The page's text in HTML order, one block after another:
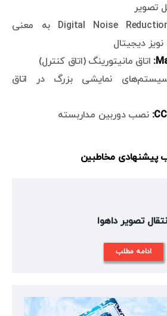
تصویر
مخفف Digital Noise Reduction به معنی
دیجیتال
اتاق مانیتورینگ (اتاق کنترل)
نمایشی بزرگ در اتاق
نصب دوربین مداربسته
پیشنهادی مخاطبین
تصویر داهوا
ادامه مطلب